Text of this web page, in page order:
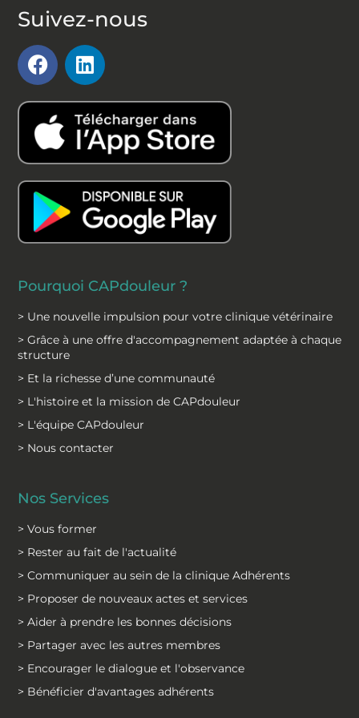
Suivez-nous
F
a
b
o
k
L
i
k
e
d
n
Pourquoi CAPdouleur ?
> Une nouvelle impulsion pour votre clinique vétérinaire
> Grâce à une offre d'accompagnement adaptée à chaque
structure
> Et la richesse d’une communauté
> L'histoire et la mission de CAPdouleur
> L'équipe CAPdouleur
> Nous contacter
Nos Services
> Vous former
> Rester au fait de l'actualité
> Communiquer au sein de la clinique Adhérents
> Proposer de nouveaux actes et services
> Aider à prendre les bonnes décisions
> Partager avec les autres membres
> Encourager le dialogue et l'observance
> Bénéficier d'avantages adhérents